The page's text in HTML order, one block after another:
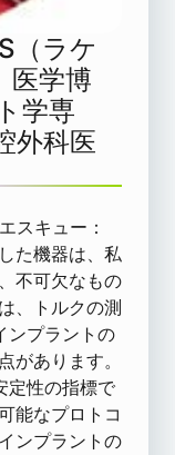
（ラケ
医学博
学専
外科医
スキュー：
た機器は、私
不可欠なもの
、トルクの測
ンプラントの
があります。
定性の指標で
能なプロトコ
ンプラントの